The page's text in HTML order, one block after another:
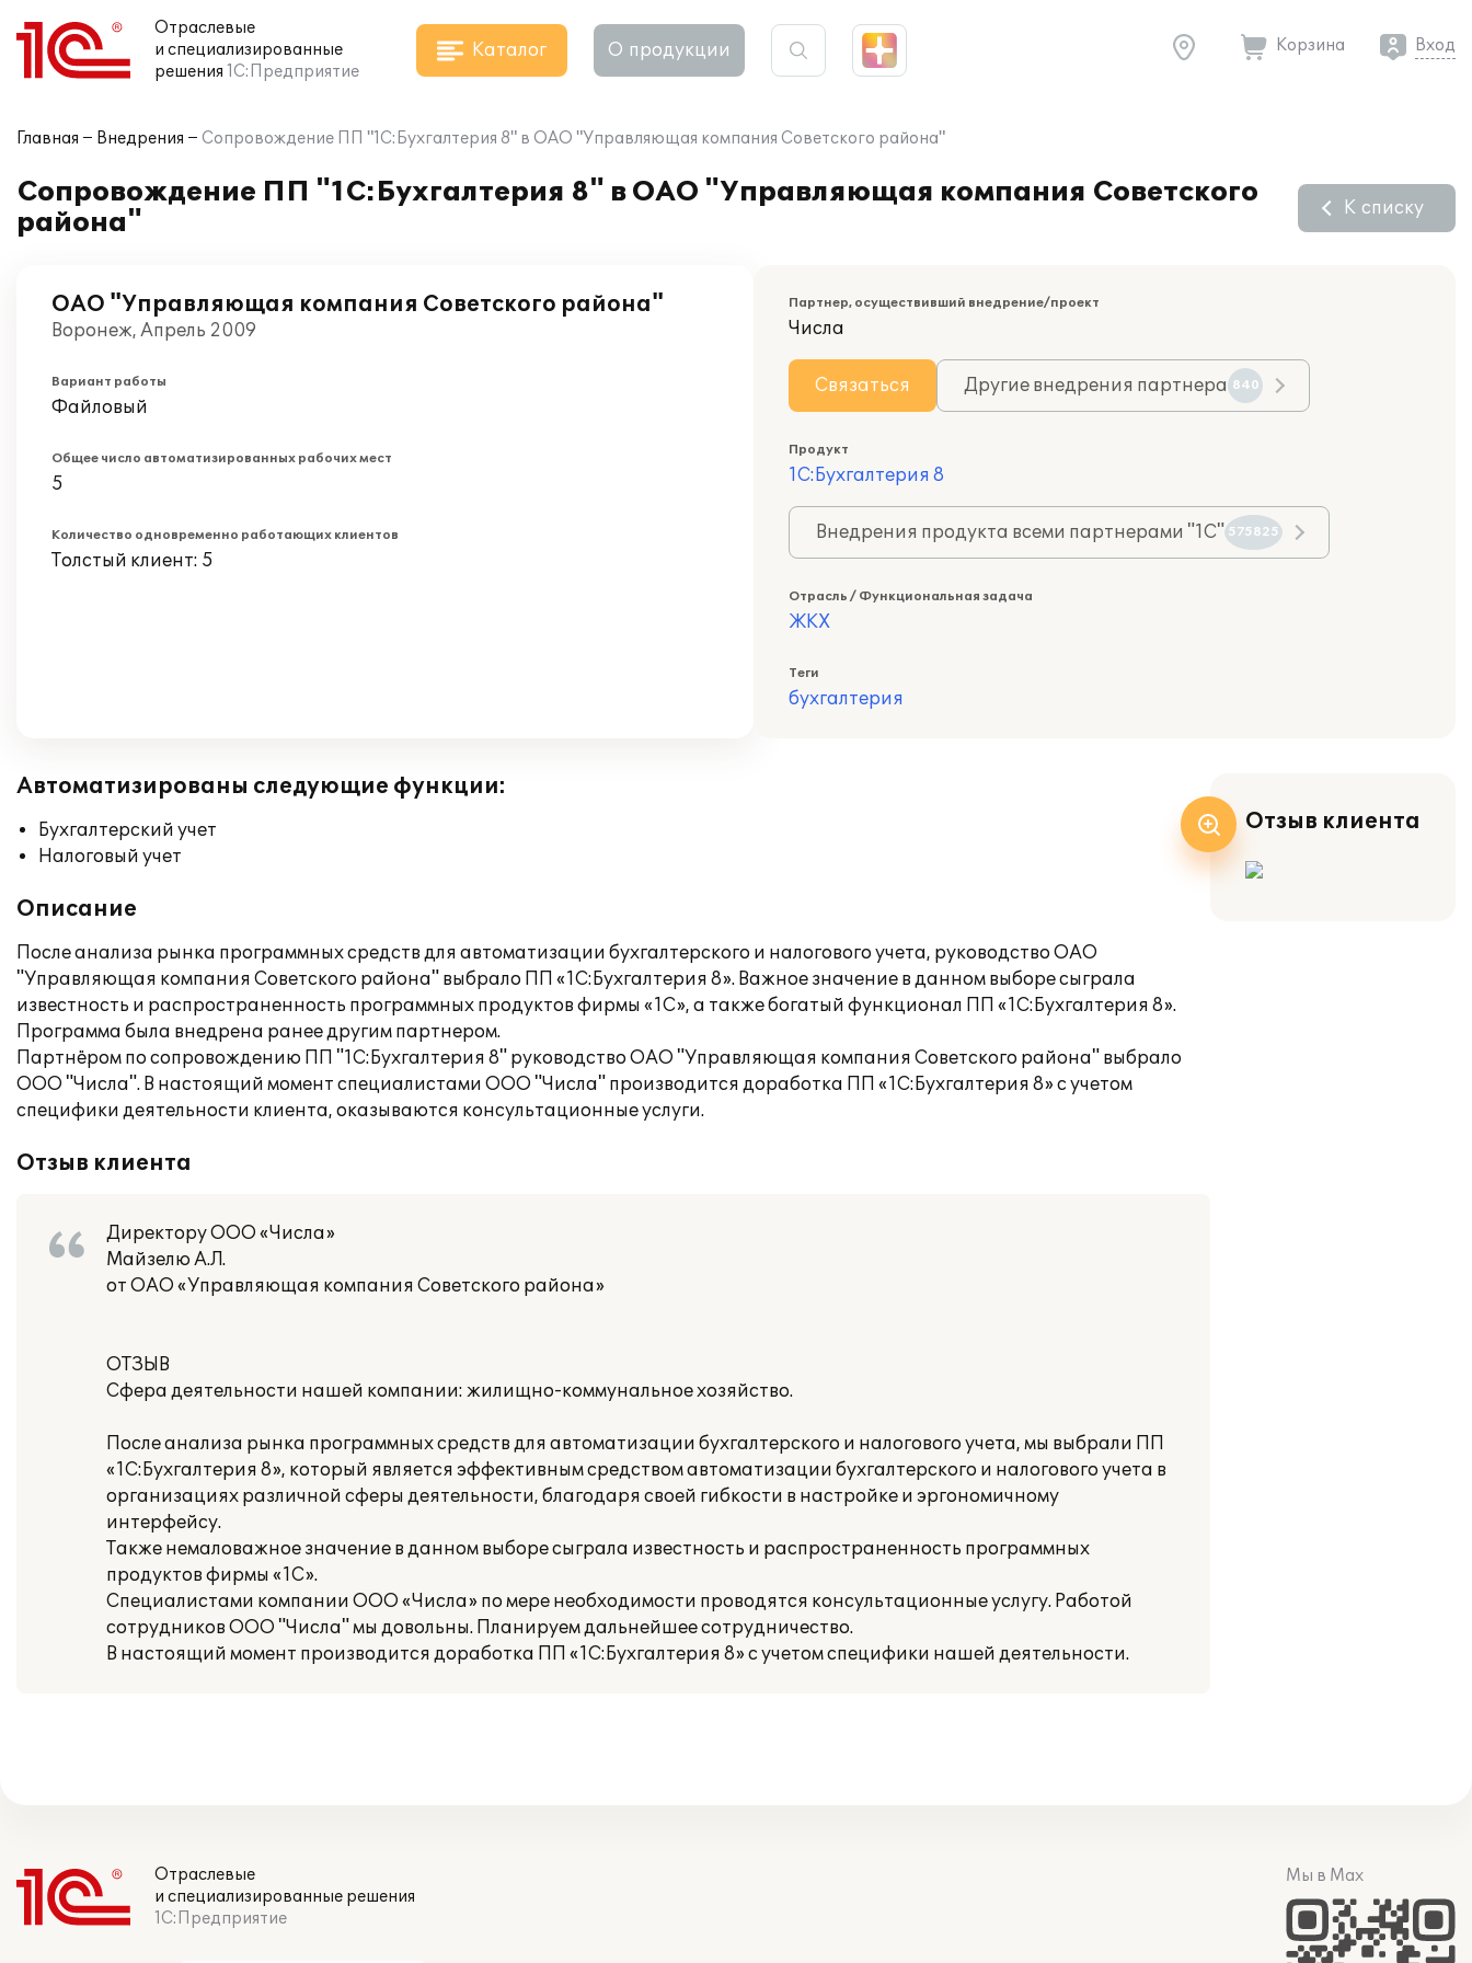
Отраслевые
и специализированные
решения 1С:Предприятие
Каталог О продукции Корзина Вход
Главная Внедрения Сопровождение ПП "1С:Бухгалтерия 8" в ОАО "Управляющая компания Советского района"
Сопровождение ПП "1С:Бухгалтерия 8" в ОАО "Управляющая компания Советского
района"
К списку
ОАО "Управляющая компания Советского района"
Воронеж, Апрель 2009
Вариант работы
Файловый
Общее число автоматизированных рабочих мест
5
Количество одновременно работающих клиентов
Толстый клиент: 5
Партнер, осуществивший внедрение/проект
Числа
Связаться Другие внедрения партнера 840
Продукт
1С:Бухгалтерия 8
Внедрения продукта всеми партнерами "1С" 575825
Отрасль / Функциональная задача
ЖКХ
Теги
бухгалтерия
Автоматизированы следующие функции:
Бухгалтерский учет
Налоговый учет
Описание
После анализа рынка программных средств для автоматизации бухгалтерского и налогового учета, руководство ОАО
"Управляющая компания Советского района" выбрало ПП «1С:Бухгалтерия 8». Важное значение в данном выборе сыграла
известность и распространенность программных продуктов фирмы «1С», а также богатый функционал ПП «1С:Бухгалтерия 8».
Программа была внедрена ранее другим партнером.
Партнёром по сопровождению ПП "1С:Бухгалтерия 8" руководство ОАО "Управляющая компания Советского района" выбрало
ООО "Числа". В настоящий момент специалистами ООО "Числа" производится доработка ПП «1С:Бухгалтерия 8» с учетом
специфики деятельности клиента, оказываются консультационные услуги.
Отзыв клиента
Директору ООО «Числа»
Майзелю А.Л.
от ОАО «Управляющая компания Советского района»
ОТЗЫВ
Сфера деятельности нашей компании: жилищно-коммунальное хозяйство.
После анализа рынка программных средств для автоматизации бухгалтерского и налогового учета, мы выбрали ПП
«1С:Бухгалтерия 8», который является эффективным средством автоматизации бухгалтерского и налогового учета в
организациях различной сферы деятельности, благодаря своей гибкости в настройке и эргономичному
интерфейсу.
Также немаловажное значение в данном выборе сыграла известность и распространенность программных
продуктов фирмы «1С».
Специалистами компании ООО «Числа» по мере необходимости проводятся консультационные услугу. Работой
сотрудников ООО "Числа" мы довольны. Планируем дальнейшее сотрудничество.
В настоящий момент производится доработка ПП «1С:Бухгалтерия 8» с учетом специфики нашей деятельности.
Отзыв клиента
Отраслевые
и специализированные решения
1С:Предприятие
Мы в Max